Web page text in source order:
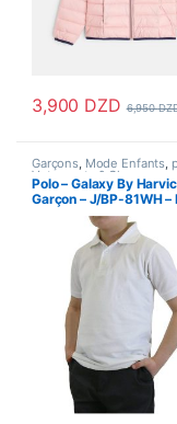
3,900 DZD 6,950
Ce produit a
Garçons, Mode Enfants,
Vetements & Chaussures
Vetements Enfants
Polo – Galaxy By
Garçon – J/BP-81WH –